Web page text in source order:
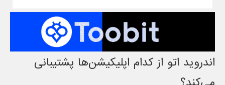
اندروید اتو از کدام اپلیکیشن‌ها پشتیبانی